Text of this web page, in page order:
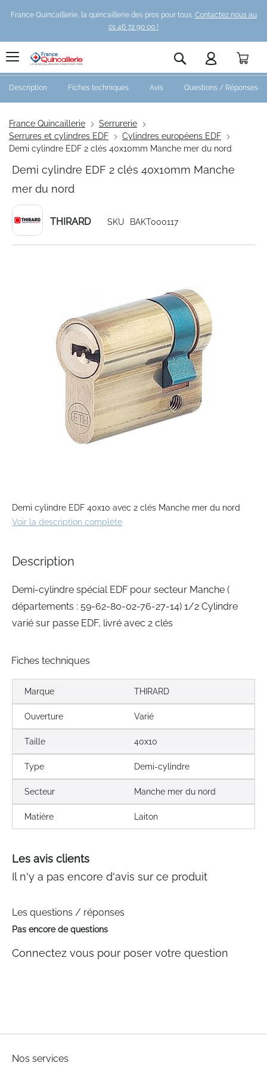
France Quincaillerie, la quincaillerie des pros pour tous. Contactez nous au
01 46 72 90 00 !
Rechercher
France Quincaillerie
Serrurerie
Serrures et cylindres EDF
Cylindres européens EDF
Demi cylindre EDF 2 clés 40x10mm Manche mer du nord
Demi cylindre EDF 2 clés 40x10mm Manche
mer du nord
THIRARD SKU BAKT000117
to
the
images
Demi cylindre EDF 40x10 avec 2 clés Manche mer du nord
Voir la description complète
Description Fiches techniques Avis Questions / Réponses
Description
Demi-cylindre spécial EDF pour secteur Manche (
départements : 59-62-80-02-76-27-14) 1/2 Cylindre
varié sur passe EDF, livré avec 2 clés
Fiches techniques
Marque THIRARD
Ouverture Varié
Taille 40x10
Type Demi-cylindre
Secteur Manche mer du nord
Matière Laiton
Les avis clients
Il n'y a pas encore d'avis sur ce produit
Les questions / réponses
Pas encore de questions
Connectez vous pour poser votre question
Nos services